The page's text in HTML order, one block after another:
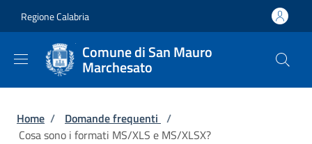
Regione Calabria
Comune di San Mauro
Marchesato
Briciole di pane
Home / Domande frequenti /
Cosa sono i formati MS/XLS e MS/XLSX?